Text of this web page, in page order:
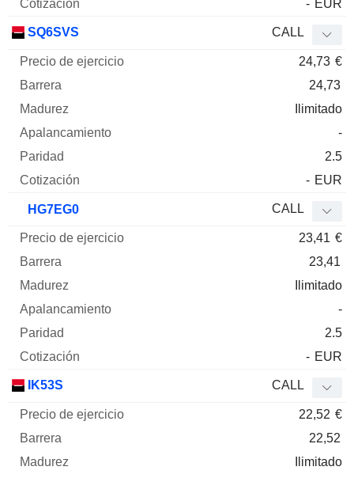
- EUR
SQ6SVS CALL
24,73 €
24,73
Ilimitado
-
2.5
- EUR
HG7EG0 CALL
23,41 €
23,41
Ilimitado
-
2.5
- EUR
IK53S CALL
22,52 €
22,52
Ilimitado